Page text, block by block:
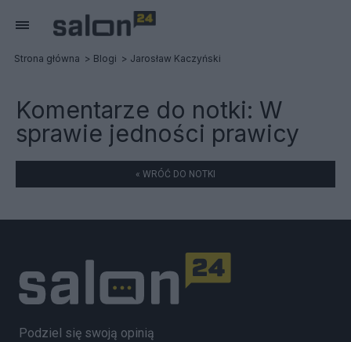
Strona główna Blogi Jarosław Kaczyński
Komentarze do notki: W
sprawie jedności prawicy
« WRÓĆ DO NOTKI
Podziel się swoją opinią